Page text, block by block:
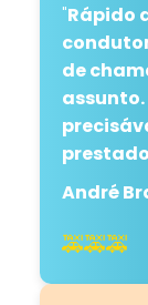
"Rápido
de
assunto.
André
🚕🚕🚕